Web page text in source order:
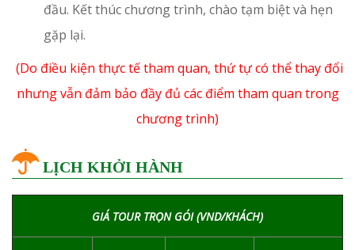
đầu. Kết thúc chương trình, chào tạm biệt và hẹn
gặp lại.
(Do điều kiện thực tế tham quan, thứ tự có thể thay đổi
nhưng vẫn đảm bảo đầy đủ các điểm tham quan trong
chương trình)
LỊCH KHỞI HÀNH
GIÁ TOUR TRỌN GÓI (VND/KHÁCH)